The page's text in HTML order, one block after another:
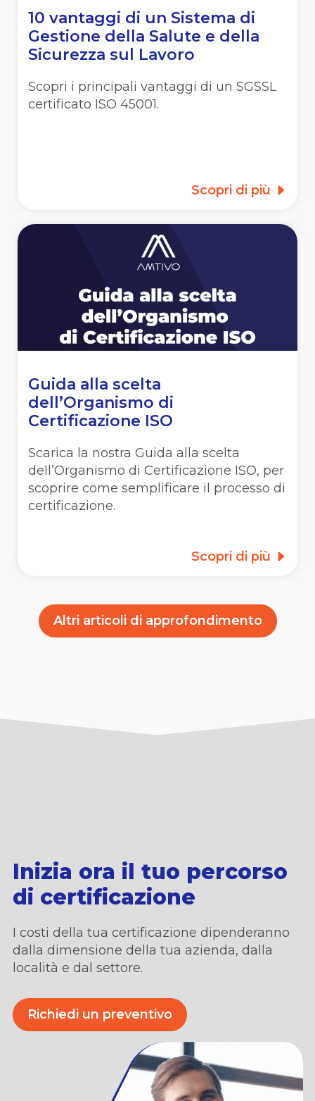
10 vantaggi di un Sistema di
Gestione della Salute e della
Sicurezza sul Lavoro
Scopri i principali vantaggi di un SGSSL
certificato ISO 45001.
Scopri di più
Guida alla scelta
dell’Organismo di
Certificazione ISO
Scarica la nostra Guida alla scelta
dell’Organismo di Certificazione ISO, per
scoprire come semplificare il processo di
certificazione.
Scopri di più
Altri articoli di approfondimento
Inizia ora il tuo percorso
di certificazione
I costi della tua certificazione dipenderanno
dalla dimensione della tua azienda, dalla
località e dal settore.
Richiedi un preventivo